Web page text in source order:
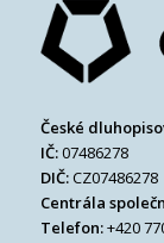
České
IČ:07486278
DIČ:CZ07486278
Centrála
Telefon:+420